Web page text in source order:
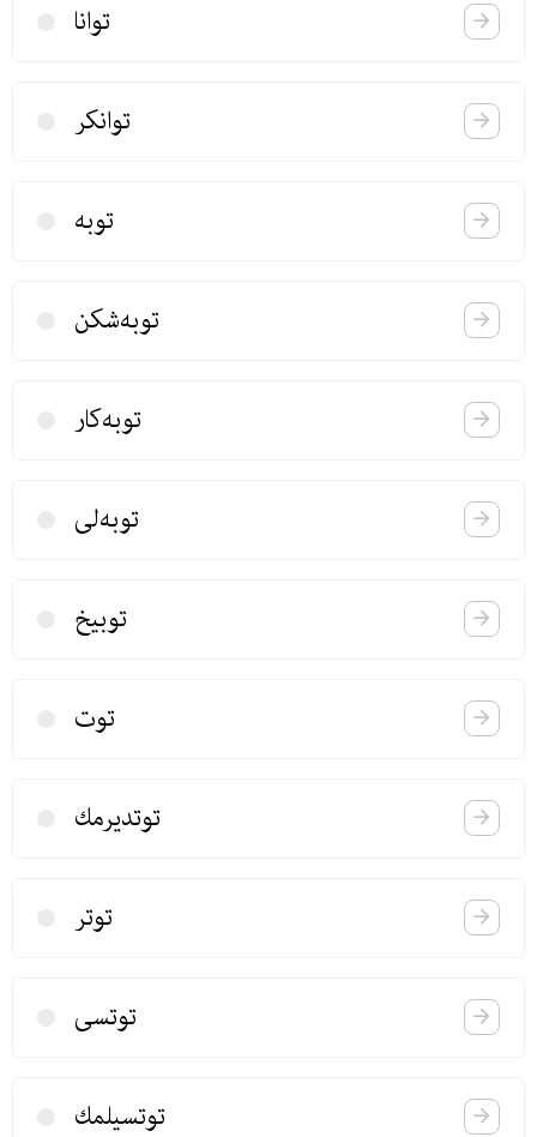
توانا
توانكر
توبه
توبه‌شكن
توبه‌كار
توبه‌لی
توبیخ
توت
توتدیرمك
توتر
توتسی
توتسیلمك